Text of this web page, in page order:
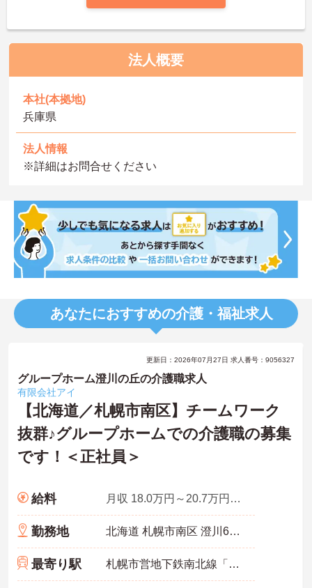
法人概要
本社(本拠地)
兵庫県
法人情報
※詳細はお問合せください
あなたにおすすめの介護・福祉求人
更新日：2026年07月27日 求人番号：9056327
グループホーム澄川の丘の介護職求人
有限会社アイ
【北海道／札幌市南区】チームワーク
抜群♪グループホームでの介護職の募集
です！＜正社員＞
給料 月収 18.0万円～20.7万円程度
勤務地 北海道 札幌市南区 澄川6条7-1-1
最寄り駅 札幌市営地下鉄南北線「自衛隊前駅」徒歩13分